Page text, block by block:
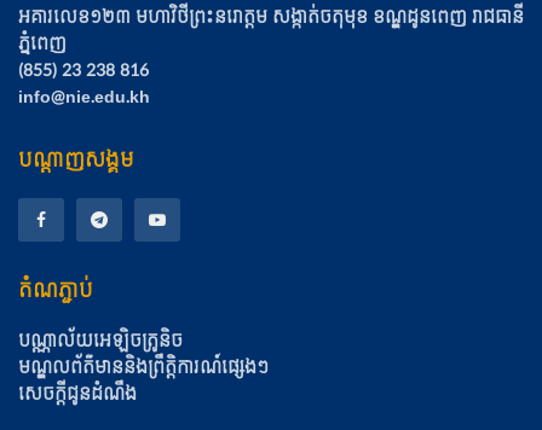
អគារលេខ១២៣ មហាវិថីព្រះនរោត្ដម សង្កាត់ចតុមុខ​ ខណ្ឌដូនពេញ​ រាជធានី
ភ្នំពេញ
(855) 23 238 816
info@nie.edu.kh
បណ្តាញសង្គម
តំណភ្ជាប់
បណ្ណាល័យអេឡិចត្រូនិច
មណ្ឌលព័ត៌មាននិងព្រឹត្តិការណ៍ផ្សេងៗ
សេចក្តីជូនដំណឹង